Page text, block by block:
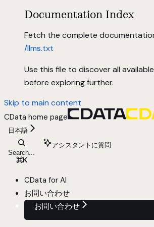
Documentation Index
Fetch the complete
/llms.txt
Use this file to discover all
before exploring further.
Skip to main content
CData home page
日本語
Search...
⌘K
アシスタントに質問
CData for AI
お問い合わせ
お問い合わせ